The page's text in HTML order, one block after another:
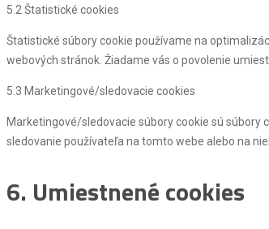
5.2 Štatistické cookies
Štatistické súbory cookie používame na
webových stránok. Žiadame vás o povolenie
5.3 Marketingové/sledovacie cookies
Marketingové/sledovacie súbory cookie sú
sledovanie používateľa na tomto webe alebo na
6. Umiestnené cookies